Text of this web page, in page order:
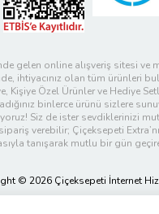
gelen online alışveriş sitesi ve
ihtiyacınız olan tüm ürünleri
Kişiye Özel Ürünler ve Hediye
binlerce ürünü sizlere
Siz de ister sevdiklerinizi
verebilir; Çiçeksepeti
tanışarak mutlu bir gün
© 2026 Çiçeksepeti İnternet